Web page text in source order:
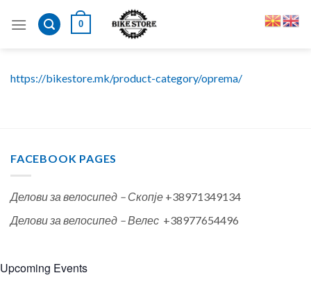
0
https://bikestore.mk/product-category/oprema/
FACEBOOK PAGES
Делови за велосипед – Скопје +38971349134
Делови за велосипед – Велес +38977654496
Upcoming Events